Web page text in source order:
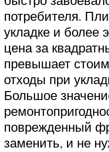
потребителя.
укладке и более
цена за
превышает
отходы при
Большое
поврежденный
заменить, и не